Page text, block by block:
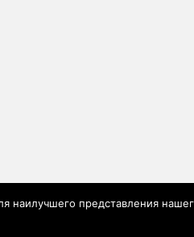
наилучшего представления